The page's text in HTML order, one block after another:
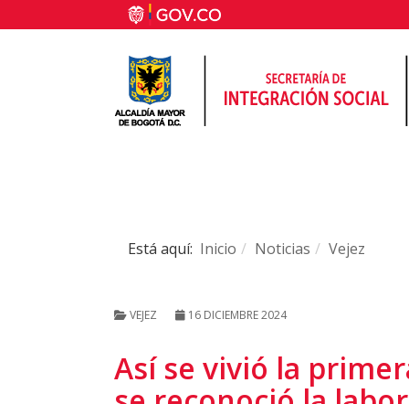
Está aquí: Inicio Noticias Vejez
VEJEZ 16 DICIEMBRE 2024
Así se vivió la